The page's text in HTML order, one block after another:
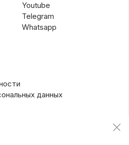
Youtube
Telegram
Whatsapp
данных